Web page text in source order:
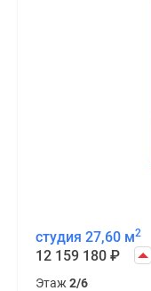
студия 27,60 м2
12 159 180 ₽
Этаж 2/6